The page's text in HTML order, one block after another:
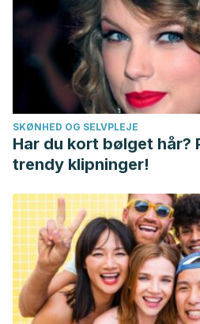
SKØNHED OG SELVPLEJE
Har du kort bølget hår?
trendy klipninger!